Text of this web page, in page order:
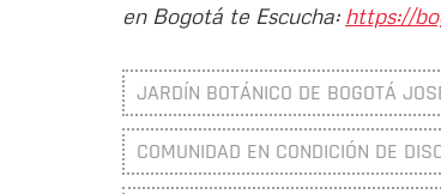
en Bogotá te Escucha: https://
JARDÍN BOTÁNICO DE BOGOTÁ
COMUNIDAD EN CONDICIÓN DE